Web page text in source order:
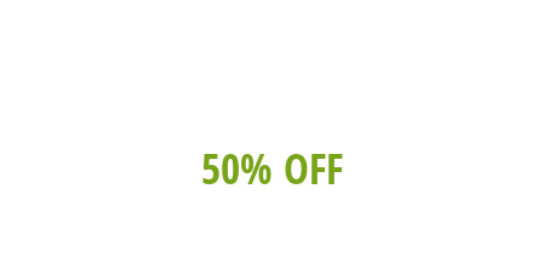
50% OFF